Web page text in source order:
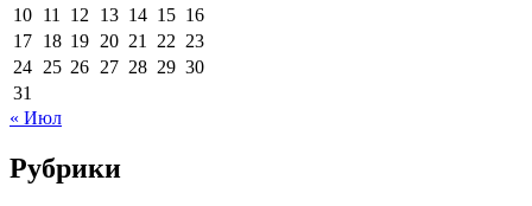
10 11 12 13 14 15 16
17 18 19 20 21 22 23
24 25 26 27 28 29 30
31
« Июл
Рубрики